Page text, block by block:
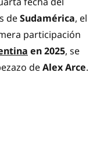
deSudamérica, el
participación
en 2025, se
deAlex Arce.